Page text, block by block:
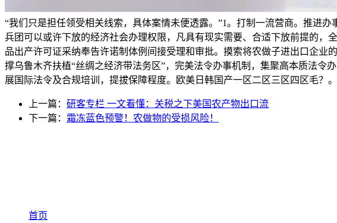
“我们只是担任领受相关线索，具体案情未便透露。”1。打制一流营商。推进
兵团可以或许下放的经济社会办理权限，凡具有现实需要、合适下放前提的，
品出产许可证采纳奉告许诺制体例间接受理和审批。摸索将农做子进出口企
撑乌鲁木齐扶植“丝绸之经济带法务区”，完美法令办事机制，集聚高本质法
展国际法令及合规培训，提拔保障程度。欧美日韩国产一区二区三区四区毛？。
上一篇： 研客专栏 一文看懂：关税之下美国农产物出口流
下一篇： 霜冻蓝色预警！农做物的受损风险！
首页